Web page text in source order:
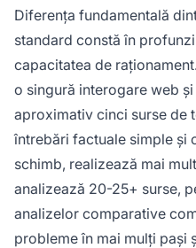
Diferența fundamentală
standard constă în
capacitatea de
o singură interogare web
aproximativ cinci surse de
întrebări factuale simple și
schimb, realizează mai
analizează 20-25+ surse,
analizelor comparative
probleme în mai mulți pași